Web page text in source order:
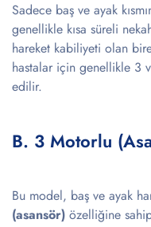
Sadece baş ve ayak
genellikle kısa süreli
hareket kabiliyeti olan
hastalar için genellikle 3
edilir.
B. 3 Motorlu
Bu model, baş ve ayak
(asansör) özelliğine